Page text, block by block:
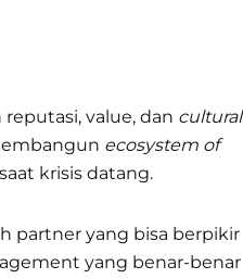
value, dan cultural
ecosystem of
krisis datang.
partner yang bisa berpikir
yang benar-benar